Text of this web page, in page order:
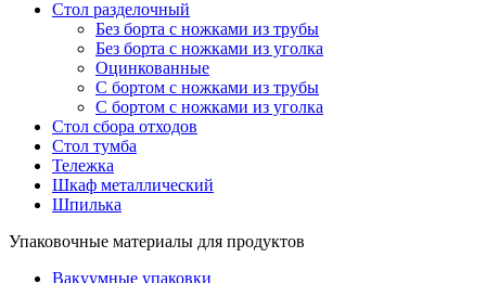
Стол разделочный
Без борта с ножками из трубы
Без борта с ножками из уголка
Оцинкованные
С бортом с ножками из трубы
С бортом с ножками из уголка
Стол сбора отходов
Стол тумба
Тележка
Шкаф металлический
Шпилька
Упаковочные материалы для продуктов
Вакуумные упаковки